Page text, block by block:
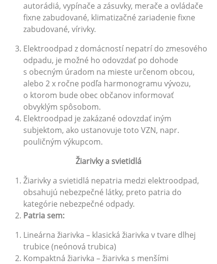
autorádiá, vypínače a zásuvky, merače a ovládače
fixne zabudované, klimatizačné zariadenie fixne
zabudované, vírivky.
Elektroodpad z domácností nepatrí do zmesového
odpadu, je možné ho odovzdať po dohode
s obecným úradom na mieste určenom obcou,
alebo 2 x ročne podľa harmonogramu vývozu,
o ktorom bude obec občanov informovať
obvyklým spôsobom.
Elektroodpad je zakázané odovzdať iným
subjektom, ako ustanovuje toto VZN, napr.
pouličným výkupcom.
Žiarivky a svietidlá
Žiarivky a svietidlá nepatria medzi elektroodpad,
obsahujú nebezpečné látky, preto patria do
kategórie nebezpečné odpady.
Patria sem:
Lineárna žiarivka – klasická žiarivka v tvare dlhej
trubice (neónová trubica)
Kompaktná žiarivka – žiarivka s menšími